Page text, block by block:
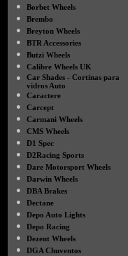
●
Borbet Wheels
●
Brembo
●
Breyton Wheels
●
BTR Accessories
●
Butzi Wheels
●
Calibre Wheels UK
●
Car Shades - Cortinas para
vidros Auto
●
Caractere
●
Carcept
●
Carmani Wheels
●
CMS Wheels
●
D1 Spec
●
D2Racing Sports
●
Dare Motorsport Wheels
●
Darwin Wheels
●
DBA Brakes
●
Dectane
●
Depo Auto Lights
●
Depo Racing
●
Dezent Wheels
●
DGA Chuventos